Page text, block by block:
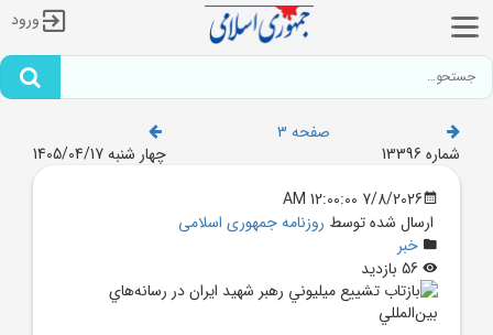
ورود
صفحه 3
شماره 13396
چهار شنبه 1405/04/17
7/8/2026 12:00:00 AM
ارسال شده توسط روزنامه جمهوری اسلامی
خبر